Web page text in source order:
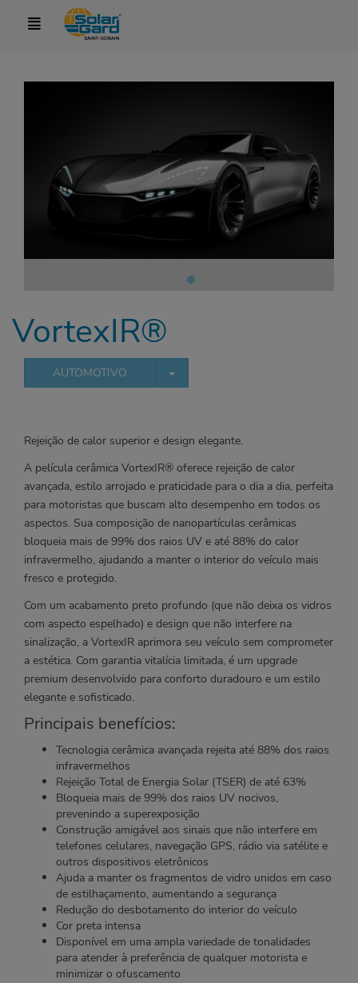
VortexIR®
AUTOMOTIVO TOGGLE DROPDOWN
Rejeição de calor superior e design elegante.
A película cerâmica VortexIR® oferece rejeição de calor
avançada, estilo arrojado e praticidade para o dia a dia, perfeita
para motoristas que buscam alto desempenho em todos os
aspectos. Sua composição de nanopartículas cerâmicas
bloqueia mais de 99% dos raios UV e até 88% do calor
infravermelho, ajudando a manter o interior do veículo mais
fresco e protegido.
Com um acabamento preto profundo (que não deixa os vidros
com aspecto espelhado) e design que não interfere na
sinalização, a VortexIR aprimora seu veículo sem comprometer
a estética. Com garantia vitalícia limitada, é um upgrade
premium desenvolvido para conforto duradouro e um estilo
elegante e sofisticado.
Principais benefícios:
Tecnologia cerâmica avançada rejeita até 88% dos raios
infravermelhos
Rejeição Total de Energia Solar (TSER) de até 63%
Bloqueia mais de 99% dos raios UV nocivos,
prevenindo a superexposição
Construção amigável aos sinais que não interfere em
telefones celulares, navegação GPS, rádio via satélite e
outros dispositivos eletrônicos
Ajuda a manter os fragmentos de vidro unidos em caso
de estilhaçamento, aumentando a segurança
Redução do desbotamento do interior do veículo
Cor preta intensa
Disponível em uma ampla variedade de tonalidades
para atender à preferência de qualquer motorista e
minimizar o ofuscamento